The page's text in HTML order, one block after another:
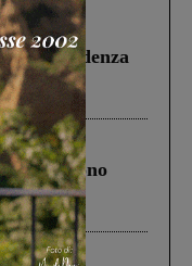
la scadenza
“Un
morirono
il
tir....